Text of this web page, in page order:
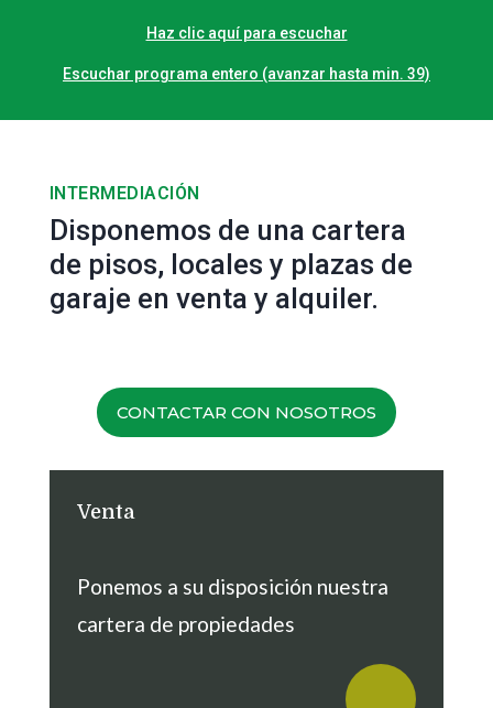
Haz clic aquí para escuchar
Escuchar programa entero (avanzar hasta min. 39)
INTERMEDIACIÓN
Disponemos de una cartera
de pisos, locales y plazas de
garaje en venta y alquiler.
CONTACTAR CON NOSOTROS
Venta
Ponemos a su disposición nuestra
cartera de propiedades